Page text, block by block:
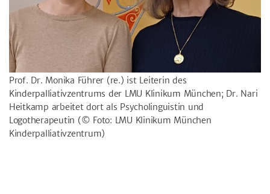
Prof. Dr. Monika Führer (re.) ist Leiterin des
Kinderpalliativzentrums der LMU Klinikum München; Dr. Nari
Heitkamp arbeitet dort als Psycholinguistin und
Logotherapeutin (© Foto: LMU Klinikum München
Kinderpalliativzentrum)